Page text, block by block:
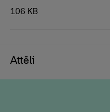
106 KB
Attēli